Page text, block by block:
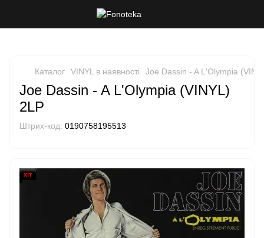
Каталог VINYL в наявності Joe Dassin - A L'Olympia
Joe Dassin - A L'Olympia (VINYL)
2LP
Штрих-код: 0190758195513
хіт